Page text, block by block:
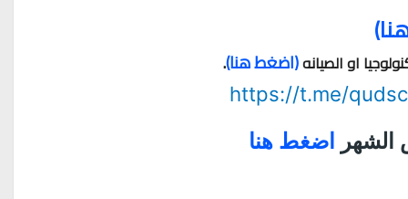
او الصيانه(اضغط هنا).
https://t.me/
اضغط هنا